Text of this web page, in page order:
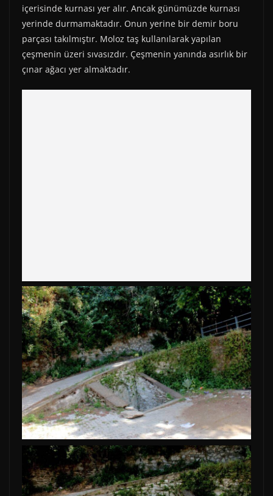
içerisinde kurnası yer alır. Ancak günümüzde kurnası
yerinde durmamaktadır. Onun yerine bir demir boru
parçası takılmıştır. Moloz taş kullanılarak yapılan
çeşmenin üzeri sıvasızdır. Çeşmenin yanında asırlık bir
çınar ağacı yer almaktadır.